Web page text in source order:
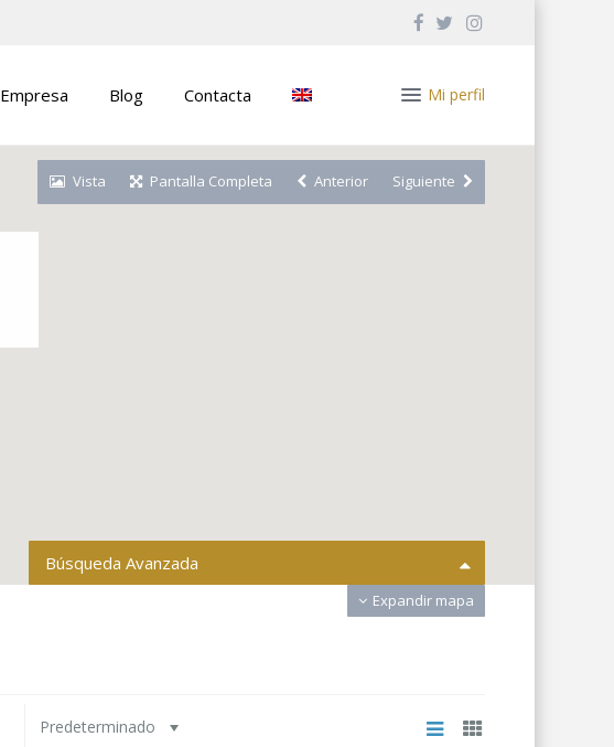
Mi perfil
Empresa Blog Contacta
Expandir mapa
Vista Pantalla Completa Anterior Siguiente
Búsqueda Avanzada
Todas las areas
Predeterminado